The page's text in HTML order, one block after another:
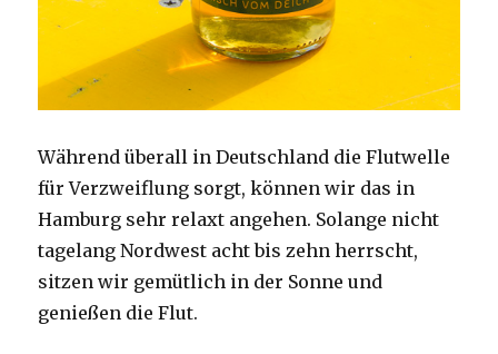
Während überall in Deutschland die Flutwelle
für Verzweiflung sorgt, können wir das in
Hamburg sehr relaxt angehen. Solange nicht
tagelang Nordwest acht bis zehn herrscht,
sitzen wir gemütlich in der Sonne und
genießen die Flut.